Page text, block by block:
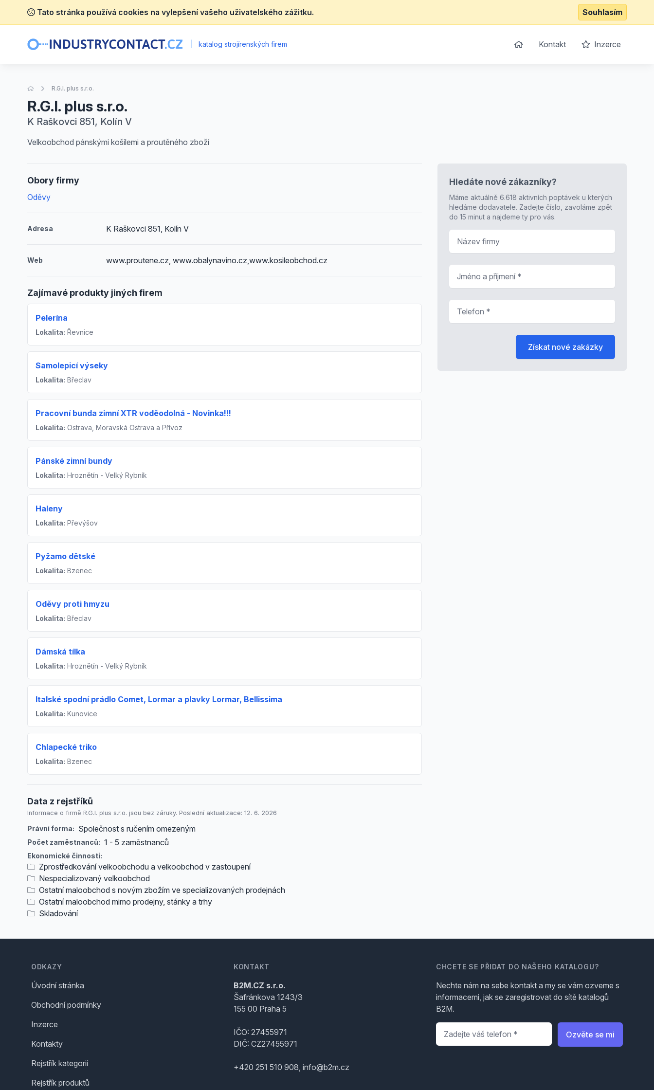
Tato stránka používá cookies na vylepšení vašeho uživatelského zážitku. Souhlasím
katalog strojírenských firem Kontakt Inzerce
Úvodní stránka
R.G.I. plus s.r.o.
R.G.I. plus s.r.o.
K Raškovci 851, Kolín V
Velkoobchod pánskými košilemi a proutěného zboží
Obory firmy
Oděvy
Adresa K Raškovci 851, Kolín V
Web www.proutene.cz, www.obalynavino.cz,www.kosileobchod.cz
Zajímavé produkty jiných firem
Pelerína
Lokalita: Řevnice
Samolepicí výseky
Lokalita: Břeclav
Pracovní bunda zimní XTR voděodolná - Novinka!!!
Lokalita: Ostrava, Moravská Ostrava a Přívoz
Pánské zimní bundy
Lokalita: Hroznětín - Velký Rybník
Haleny
Lokalita: Převýšov
Pyžamo dětské
Lokalita: Bzenec
Oděvy proti hmyzu
Lokalita: Břeclav
Dámská tílka
Lokalita: Hroznětín - Velký Rybník
Italské spodní prádlo Comet, Lormar a plavky Lormar, Bellissima
Lokalita: Kunovice
Chlapecké triko
Lokalita: Bzenec
Data z rejstříků
Informace o firmě R.G.I. plus s.r.o. jsou bez záruky. Poslední aktualizace: 12. 6. 2026
Právní forma: Společnost s ručením omezeným
Počet zaměstnanců: 1 - 5 zaměstnanců
Ekonomické činnosti:
Zprostředkování velkoobchodu a velkoobchod v zastoupení
Nespecializovaný velkoobchod
Ostatní maloobchod s novým zbožím ve specializovaných prodejnách
Ostatní maloobchod mimo prodejny, stánky a trhy
Skladování
Hledáte nové zákazníky?
Máme aktuálně 6.618 aktivních poptávek u kterých
hledáme dodavatele. Zadejte číslo, zavoláme zpět
do 15 minut a najdeme ty pro vás.
Získat nové zakázky
ODKAZY
Úvodní stránka
Obchodní podmínky
Inzerce
Kontakty
Rejstřík kategorií
Rejstřík produktů
KONTAKT
B2M.CZ s.r.o.
Šafránkova 1243/3
155 00 Praha 5
IČO: 27455971
DIČ: CZ27455971
+420 251 510 908, info@b2m.cz
CHCETE SE PŘIDAT DO NAŠEHO KATALOGU?
Nechte nám na sebe kontakt a my se vám ozveme s
informacemi, jak se zaregistrovat do sítě katalogů
B2M.
Telefon
Ozvěte se mi